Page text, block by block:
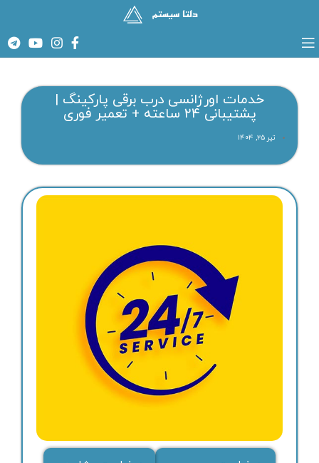
خدمات اورژانسی درب برقی پارکینگ |
پشتیبانی ۲۴ ساعته + تعمیر فوری
تیر ۲۵, ۱۴۰۴